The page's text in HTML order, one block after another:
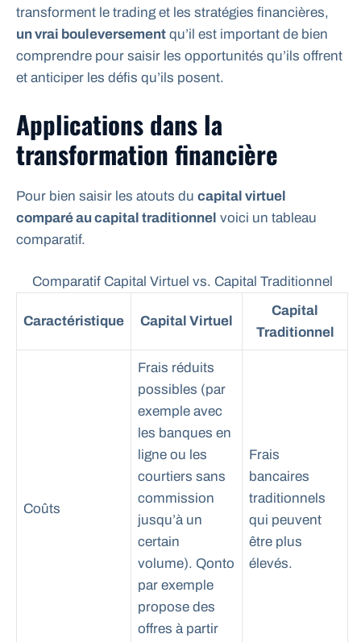
transforment le trading et les stratégies financières,
un vrai bouleversement qu’il est important de bien
comprendre pour saisir les opportunités qu’ils offrent
et anticiper les défis qu’ils posent.
Applications dans la
transformation financière
Pour bien saisir les atouts du capital virtuel
comparé au capital traditionnel voici un tableau
comparatif.
Comparatif Capital Virtuel vs. Capital Traditionnel
Caractéristique Capital Virtuel
Capital
Traditionnel
Coûts
Frais réduits
possibles (par
exemple avec
les banques en
ligne ou les
courtiers sans
commission
jusqu’à un
certain
volume). Qonto
par exemple
propose des
offres à partir
Frais
bancaires
traditionnels
qui peuvent
être plus
élevés.